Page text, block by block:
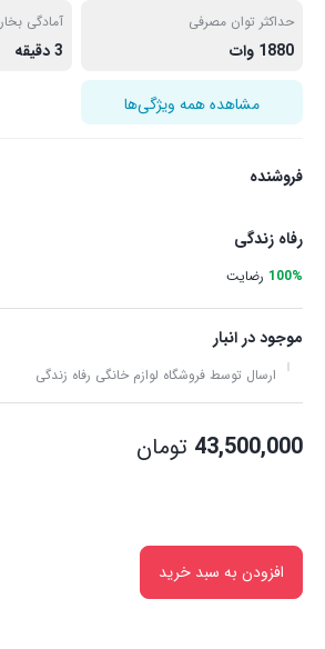
حداکثر توان مصرفی
1880 وات
آمادگی بخار
3 دقیقه
مشاهده همه ویژگی‌ها
فروشنده
رفاه زندگی
100% رضایت
موجود در انبار
ارسال توسط فروشگاه لوازم خانگی رفاه زندگی
43,500,000 تومان
افزودن به سبد خرید